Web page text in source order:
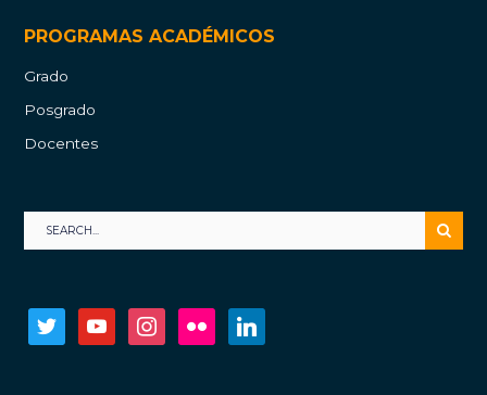
PROGRAMAS ACADÉMICOS
Grado
Posgrado
Docentes
twitter youtube instagramflickr